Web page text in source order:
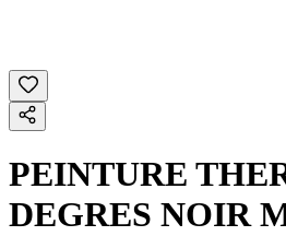
PEINTURE
DEGRES NOIR